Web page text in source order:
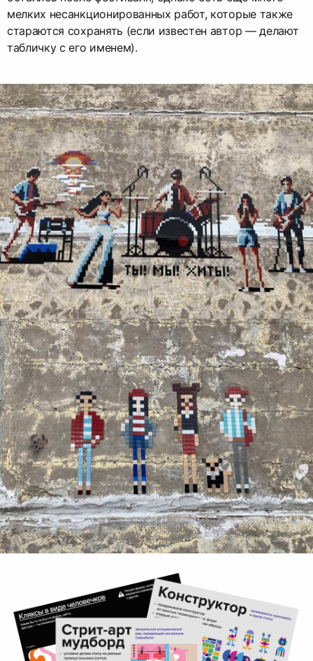
мелких несанкционированных работ, которые также
стараются сохранять (если известен автор — делают
табличку с его именем).